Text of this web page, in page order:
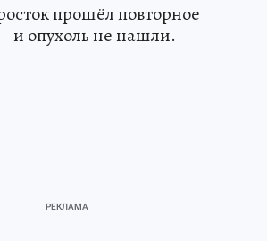
прошёл повторное
и опухоль не нашли.